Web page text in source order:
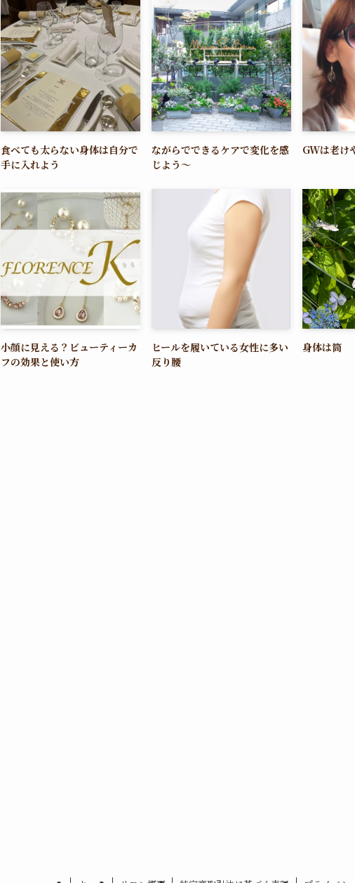
食べても太らない身体は自分で
手に入れよう
ながらでできるケアで変化を感
じよう〜
GWは老け
小顔に見える？ビューティーカ
フの効果と使い方
ヒールを履いている女性に多い
反り腰
身体は筒